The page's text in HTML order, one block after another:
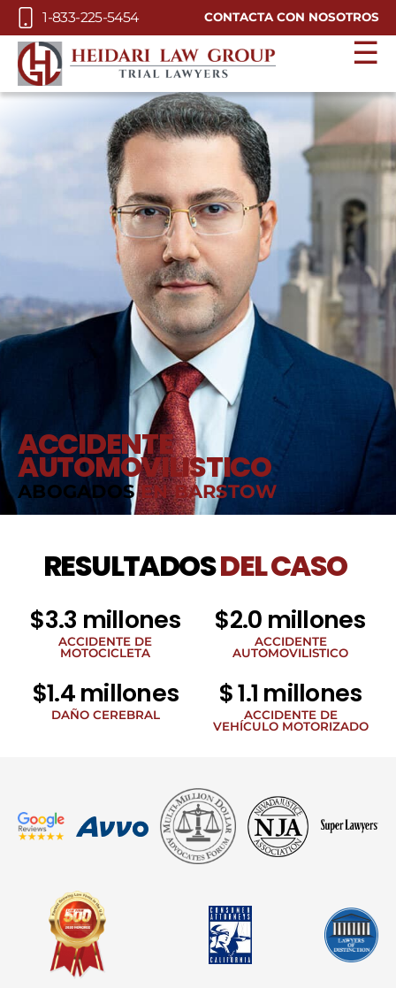
Skip to Main Content
1-833-225-5454 CONTACTA CON NOSOTROS
☰
ACCIDENTE
AUTOMOVILISTICO
ABOGADOSEN BARSTOW
RESULTADOSDEL CASO
$3.3 millones
ACCIDENTE DE
MOTOCICLETA
$2.0 millones
ACCIDENTE
AUTOMOVILISTICO
$1.4 millones
DAÑO CEREBRAL
$ 1.1 millones
ACCIDENTE DE
VEHÍCULO MOTORIZADO